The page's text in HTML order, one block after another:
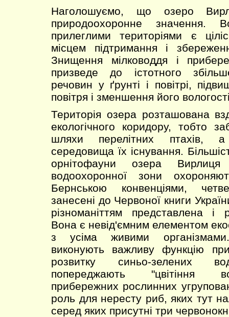
Наголошуємо, що озеро
природоохоронне значення.
прилеглими територіями є
місцем підтримання і
Знищення мілководдя і
призведе до істотного
речовин у ґрунті і повітрі,
повітря і зменшення його
Територія озера розташована
екологічного коридору, тобто
шляхи перелітних птахів,
середовища їх існування.
орнітофауни озера
водоохоронної зони
Бернською конвенціями,
занесені до Червоної книги
різноманіттям представлена і
Вона є невід'ємним елементом
з усіма живими
виконують важливу функцію
розвитку синьо-зелених
попереджають "цвітіння
прибережних рослинних
роль для нересту риб, яких тут
серед яких присутні три